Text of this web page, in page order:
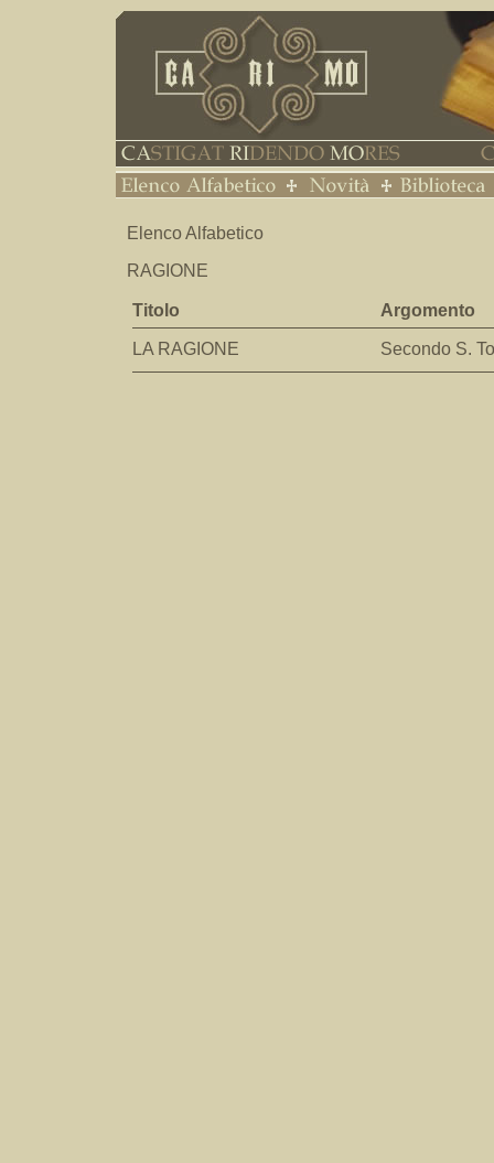
Elenco Alfabetico
RAGIONE
Titolo Argomento
LA RAGIONE Secondo S.